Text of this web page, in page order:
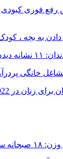
۳۰ روش رفع
در خواب…
برای لاغری